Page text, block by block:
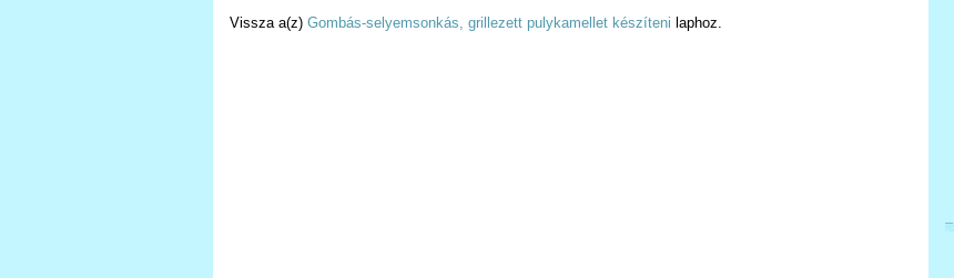
Vissza a(z) Gombás-selyemsonkás, grillezett pulykamellet készíteni laphoz.